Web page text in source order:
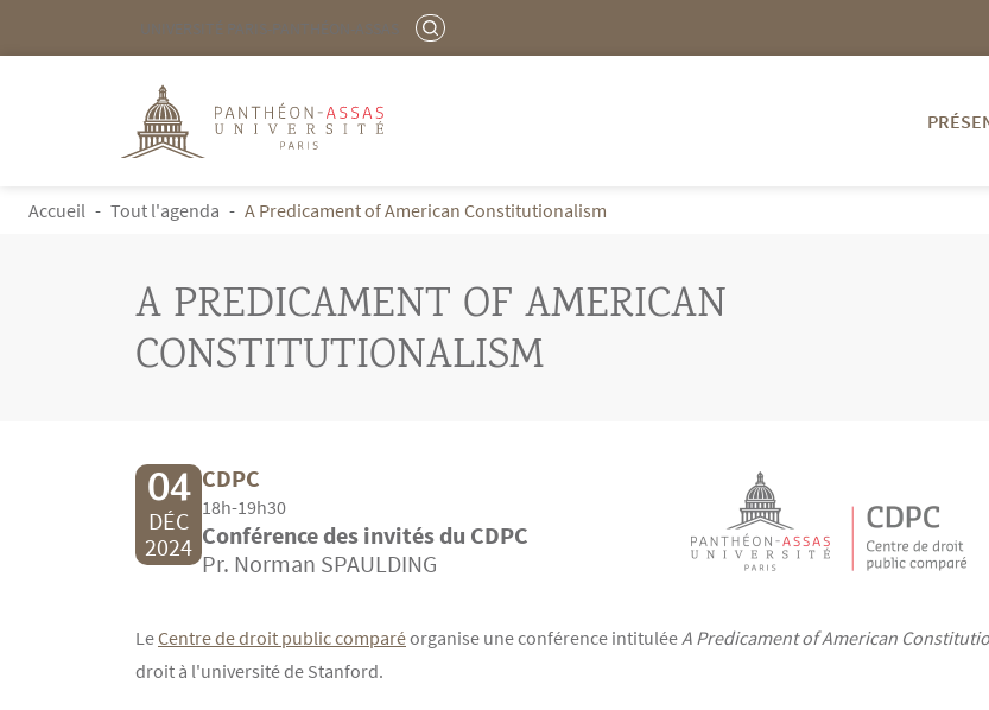
Aller au contenu principal
Menu liste site Custom EN
UNIVERSITÉ PARIS-PANTHÉON-ASSAS RECHERCHER
Logo
FIL D'ARIANE
Accueil Tout l'agenda A Predicament of American Constitutionalism
A PREDICAMENT OF AMERICAN
CONSTITUTIONALISM
04
DÉC
2024
CDPC
18h-19h30
Conférence des invités du CDPC
Pr. Norman SPAULDING
Texte
Le Centre de droit public comparéorganise une conférence intituléeA Predicament of American
droit à l'université de Stanford.